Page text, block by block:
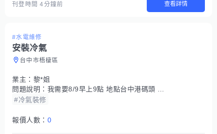
刊登時間4分鐘前 查看詳情
#水電維修
安裝冷氣
台中市梧棲區
業主： 黎*姐
問題說明： 我需要8/9早上9點 地點台中港碼頭 安排安裝船上冷氣
#冷氣裝修
報價人數： 0